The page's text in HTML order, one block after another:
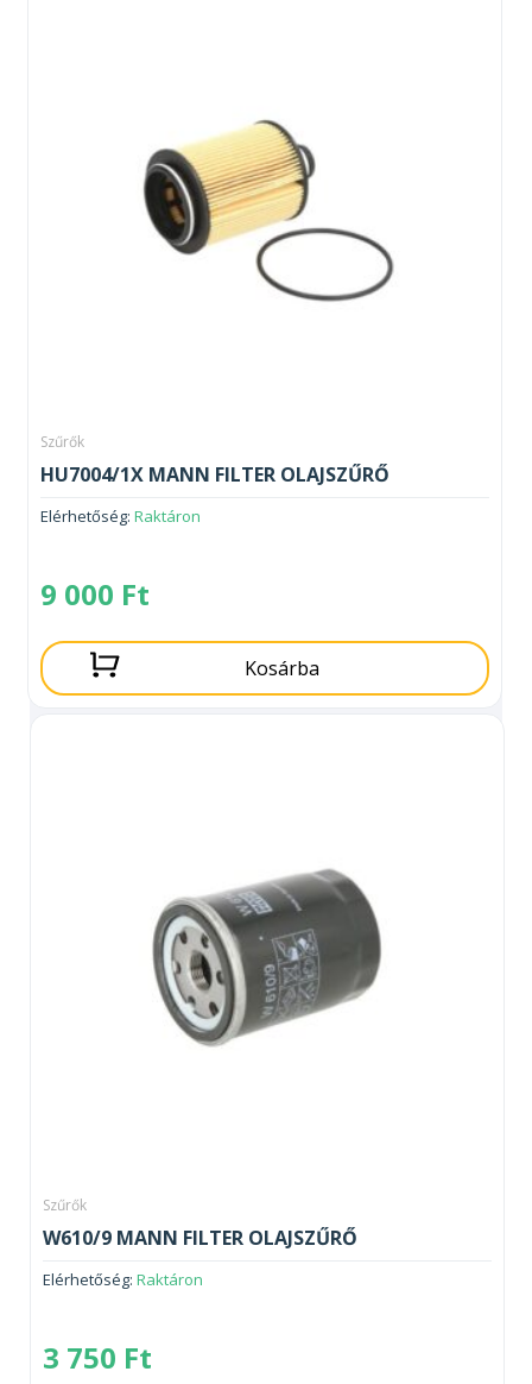
Szűrők
HU7004/1X MANN FILTER OLAJSZŰRŐ
Elérhetőség: Raktáron
9 000 Ft
Kosárba
Szűrők
W610/9 MANN FILTER OLAJSZŰRŐ
Elérhetőség: Raktáron
3 750 Ft